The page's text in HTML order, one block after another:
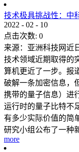
技术极具挑战性：中
2022 - 02 - 10
点击次数: 0
来源：亚洲科技网近
技术领域近期取得的
算机更近了一步。报
破解一条加密信息，
携带的量子信息）进
运行时的量子比特不
有多少实际价值的简
研究小组公布了一种
more